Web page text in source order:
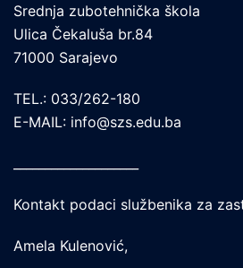
Srednja zubotehnička škola
Ulica Čekaluša br.84
71000 Sarajevo
TEL.: 033/262-180
E-MAIL: info@szs.edu.ba
Kontakt podaci službenika za
Amela Kulenović,